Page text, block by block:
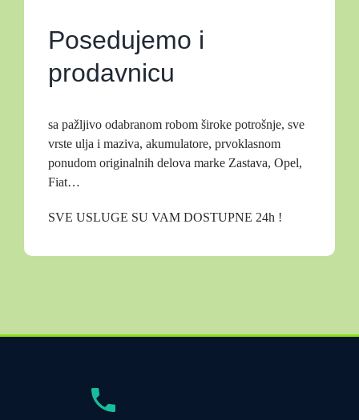
Posedujemo i
prodavnicu
sa pažljivo odabranom robom široke potrošnje, sve
vrste ulja i maziva, akumulatore, prvoklasnom
ponudom originalnih delova marke Zastava, Opel,
Fiat…
SVE USLUGE SU VAM DOSTUPNE 24h !